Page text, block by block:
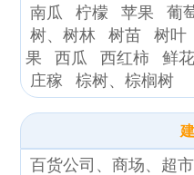
南瓜
柠檬 苹果 葡
树、树林
树苗 树叶
果
西瓜 西红柿 鲜花
庄稼
棕树、棕榈树
百货公司、商场、超市